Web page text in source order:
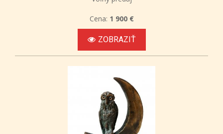
Cena: 1 900 €
ZOBRAZIŤ